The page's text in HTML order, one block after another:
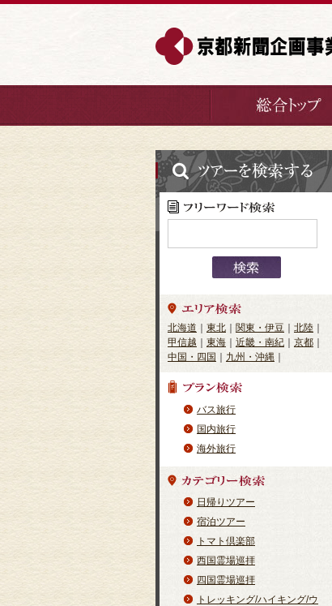
北海道 東北 関東・伊豆 北陸
甲信越
東海 近畿・南紀 京都
中国・四国
九州・沖縄
バス旅行
国内旅行
海外旅行
日帰りツアー
宿泊ツアー
トマト倶楽部
西国霊場巡拝
四国霊場巡拝
トレッキング/ハイキング/ウ